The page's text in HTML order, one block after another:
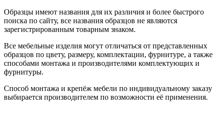
Образцы имеют названия для их различия и более быстрого
поиска по сайту, все названия образцов не являются
зарегистрированным товарным знаком.
Все мебельные изделия могут отличаться от представленных
образцов по цвету, размеру, комплектации, фурнитуре, а также
способами монтажа и производителями комплектующих и
фурнитуры.
Способ монтажа и крепёж мебели по индивидуальному заказу
выбирается производителем по возможности её применения.